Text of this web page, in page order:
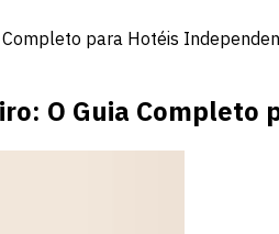
para Hotéis
O Guia